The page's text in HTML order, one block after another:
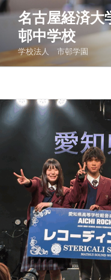
コ
ン
ツ
キ
ッ
名古屋経済
邨中学校
学校法人 市邨学園